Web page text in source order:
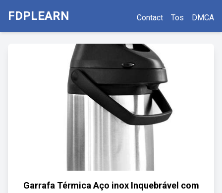
FDPLEARN Contact Tos DMCA
Garrafa Térmica Aço inox Inquebrável com